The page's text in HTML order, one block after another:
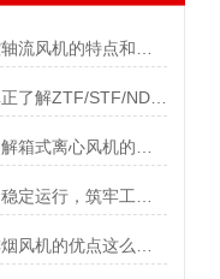
看完这个！你才真正了解ZTF/STF/NDF温控风机